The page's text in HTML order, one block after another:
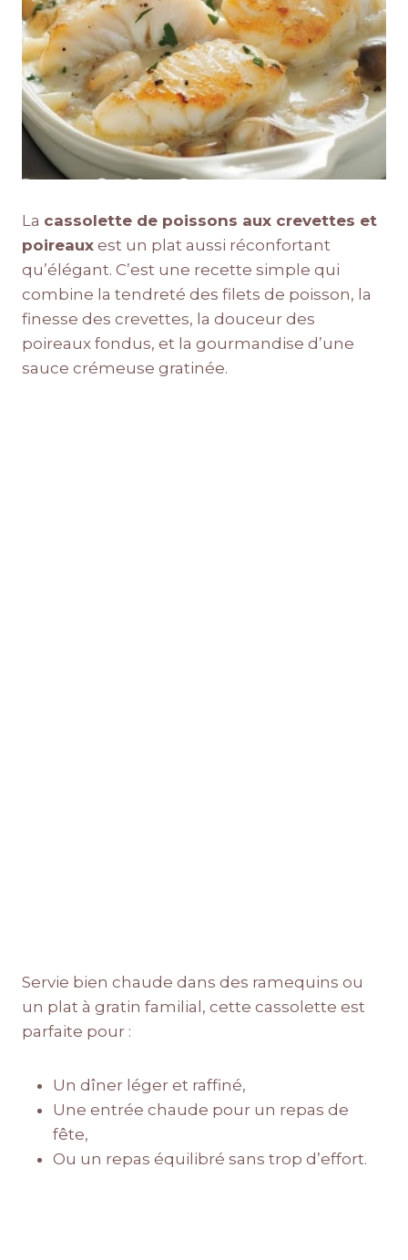
La cassolette de poissons aux crevettes et
poireaux est un plat aussi réconfortant
qu’élégant. C’est une recette simple qui
combine la tendreté des filets de poisson, la
finesse des crevettes, la douceur des
poireaux fondus, et la gourmandise d’une
sauce crémeuse gratinée.
Servie bien chaude dans des ramequins ou
un plat à gratin familial, cette cassolette est
parfaite pour :
Un dîner léger et raffiné,
Une entrée chaude pour un repas de
fête,
Ou un repas équilibré sans trop d’effort.